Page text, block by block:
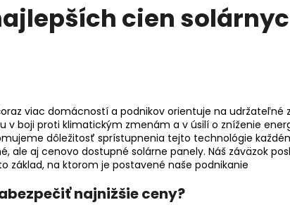
cien
viac domácností a podnikov orientuje na udržateľné
v boji proti klimatickým zmenám a v úsilí o zníženie
dôležitosť sprístupnenia tejto technológie
ale aj cenovo dostupné solárne panely. Náš záväzok
základ, na ktorom je postavené naše podnikanie
najnižšie ceny?